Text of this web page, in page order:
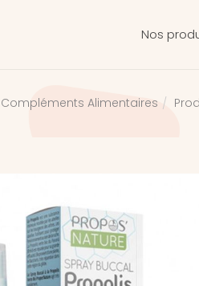
Nos
Compléments Alimentaires